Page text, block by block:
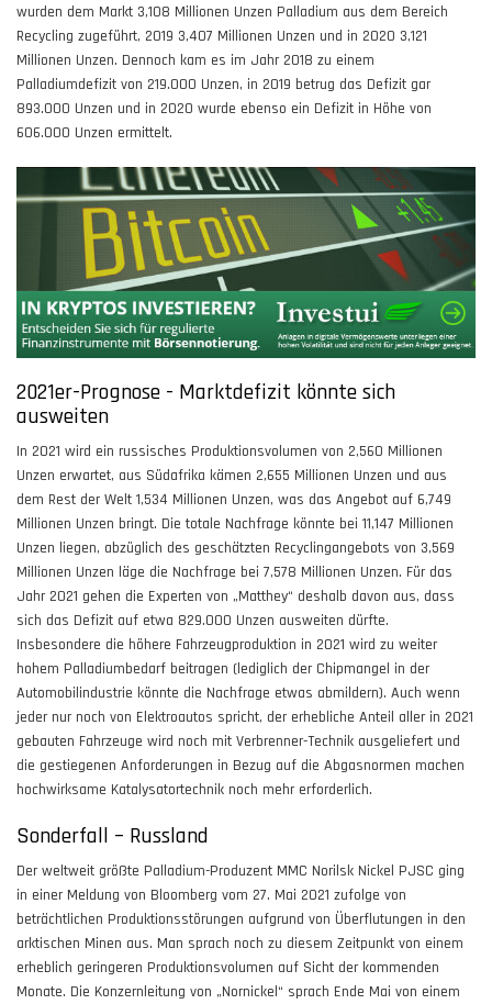
wurden dem Markt 3,108 Millionen Unzen Palladium aus dem Bereich
Recycling zugeführt, 2019 3,407 Millionen Unzen und in 2020 3,121
Millionen Unzen. Dennoch kam es im Jahr 2018 zu einem
Palladiumdefizit von 219.000 Unzen, in 2019 betrug das Defizit gar
893.000 Unzen und in 2020 wurde ebenso ein Defizit in Höhe von
606.000 Unzen ermittelt.
2021er-Prognose - Marktdefizit könnte sich
ausweiten
In 2021 wird ein russisches Produktionsvolumen von 2,560 Millionen
Unzen erwartet, aus Südafrika kämen 2,655 Millionen Unzen und aus
dem Rest der Welt 1,534 Millionen Unzen, was das Angebot auf 6,749
Millionen Unzen bringt. Die totale Nachfrage könnte bei 11,147 Millionen
Unzen liegen, abzüglich des geschätzten Recyclingangebots von 3,569
Millionen Unzen läge die Nachfrage bei 7,578 Millionen Unzen. Für das
Jahr 2021 gehen die Experten von „Matthey“ deshalb davon aus, dass
sich das Defizit auf etwa 829.000 Unzen ausweiten dürfte.
Insbesondere die höhere Fahrzeugproduktion in 2021 wird zu weiter
hohem Palladiumbedarf beitragen (lediglich der Chipmangel in der
Automobilindustrie könnte die Nachfrage etwas abmildern). Auch wenn
jeder nur noch von Elektroautos spricht, der erhebliche Anteil aller in 2021
gebauten Fahrzeuge wird noch mit Verbrenner-Technik ausgeliefert und
die gestiegenen Anforderungen in Bezug auf die Abgasnormen machen
hochwirksame Katalysatortechnik noch mehr erforderlich.
Sonderfall – Russland
Der weltweit größte Palladium-Produzent MMC Norilsk Nickel PJSC ging
in einer Meldung von Bloomberg vom 27. Mai 2021 zufolge von
beträchtlichen Produktionsstörungen aufgrund von Überflutungen in den
arktischen Minen aus. Man sprach noch zu diesem Zeitpunkt von einem
erheblich geringeren Produktionsvolumen auf Sicht der kommenden
Monate. Die Konzernleitung von „Nornickel“ sprach Ende Mai von einem